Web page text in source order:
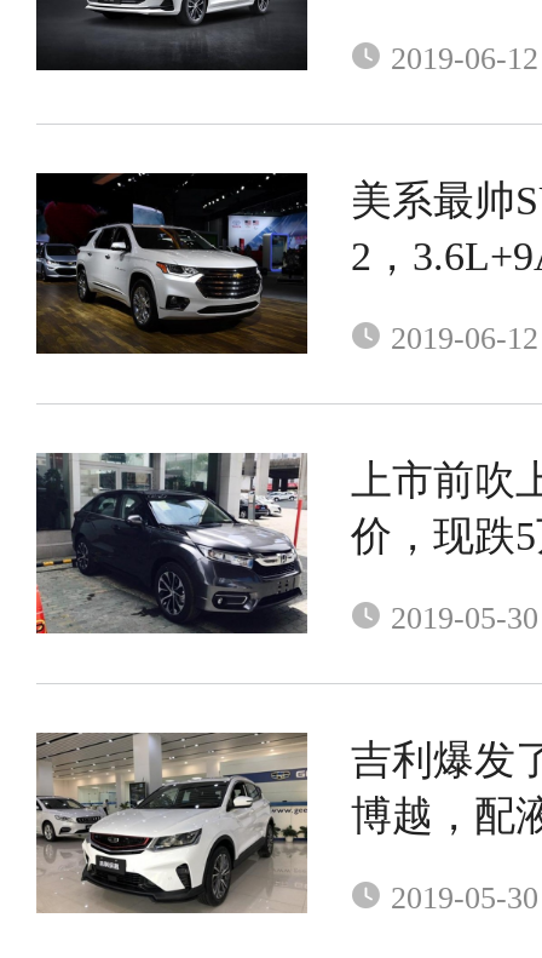
头率妥妥
2019-06-12
美系最帅
2，
没普拉多
2019-06-12
上市前吹
价，现跌
要啥汉兰
2019-05-30
吉利爆发
博越，配
关键才8万
2019-05-30